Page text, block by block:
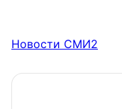
Новости СМИ2